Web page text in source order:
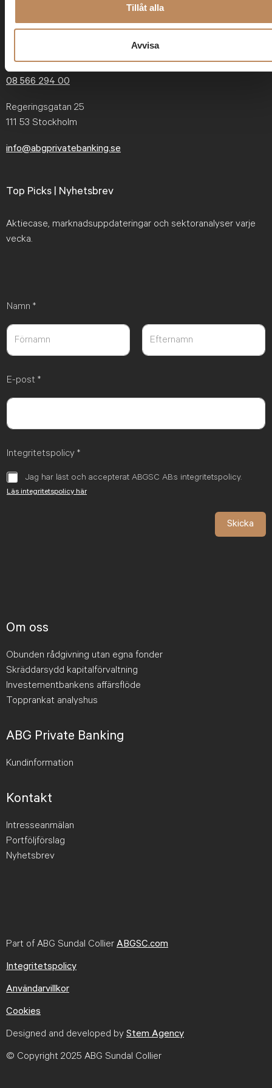
Tillåt alla
Avvisa
08 566 294 00
Regeringsgatan 25
111 53 Stockholm
info@abgprivatebanking.se
Top Picks | Nyhetsbrev
Aktiecase, marknadsuppdateringar och sektoranalyser varje
vecka.
Namn *
E-post *
Integritetspolicy *
Jag har läst och accepterat ABGSC AB:s integritetspolicy.
Läs integritetspolicy här
Skicka
Om oss
Obunden rådgivning utan egna fonder
Skräddarsydd kapitalförvaltning
Investementbankens affärsflöde
Topprankat analyshus
ABG Private Banking
Kundinformation
Kontakt
Intresseanmälan
Portföljförslag
Nyhetsbrev
Part of ABG Sundal Collier ABGSC.com
Integritetspolicy
Användarvillkor
Cookies
Designed and developed by Stem Agency
© Copyright 2025 ABG Sundal Collier